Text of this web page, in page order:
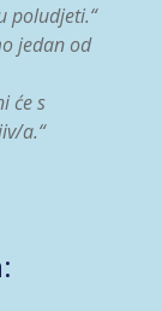
poludjeti.“
jedan od
će s
a.“